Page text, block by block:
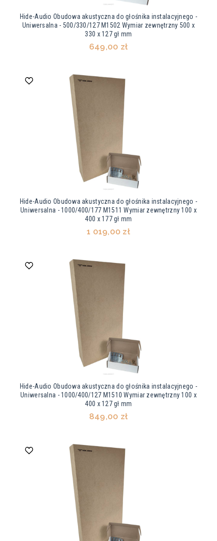
Hide-Audio Obudowa akustyczna do głośnika instalacyjnego -
Uniwersalna - 500/330/127 M1502 Wymiar zewnętrzny 500 x
330 x 127 gł mm
649,00 zł
Hide-Audio Obudowa akustyczna do głośnika instalacyjnego -
Uniwersalna - 1000/400/177 M1511 Wymiar zewnętrzny 100 x
400 x 177 gł mm
1 019,00 zł
Hide-Audio Obudowa akustyczna do głośnika instalacyjnego -
Uniwersalna - 1000/400/127 M1510 Wymiar zewnętrzny 100 x
400 x 127 gł mm
849,00 zł